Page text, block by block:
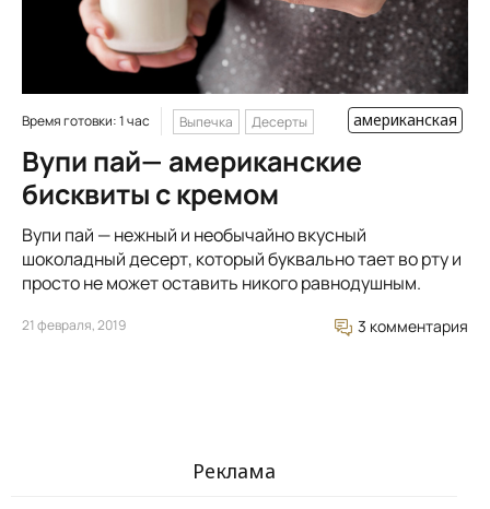
Время готовки: 1 час Выпечка Десерты американская
Вупи пай— американские
бисквиты с кремом
Вупи пай — нежный и необычайно вкусный
шоколадный десерт, который буквально тает во рту и
просто не может оставить никого равнодушным.
21 февраля, 2019 3 комментария
Реклама